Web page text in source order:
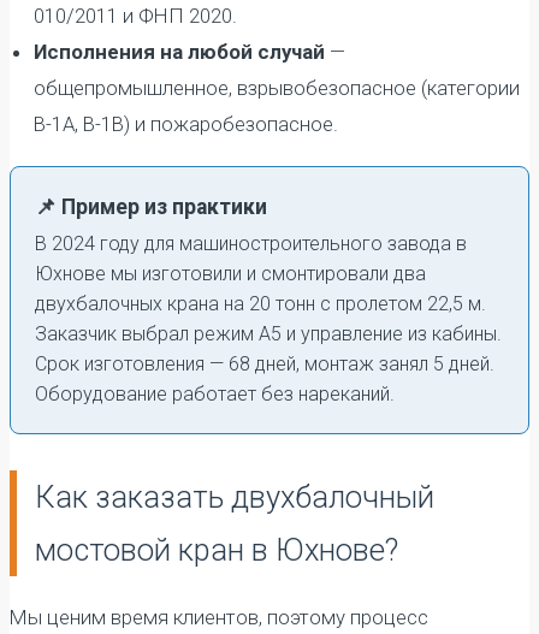
010/2011 и ФНП 2020.
Исполнения на любой случай —
общепромышленное, взрывобезопасное (категории
В-1А, В-1В) и пожаробезопасное.
📌 Пример из практики
В 2024 году для машиностроительного завода в
Юхнове мы изготовили и смонтировали два
двухбалочных крана на 20 тонн с пролетом 22,5 м.
Заказчик выбрал режим А5 и управление из кабины.
Срок изготовления — 68 дней, монтаж занял 5 дней.
Оборудование работает без нареканий.
Как заказать двухбалочный
мостовой кран в Юхнове?
Мы ценим время клиентов, поэтому процесс